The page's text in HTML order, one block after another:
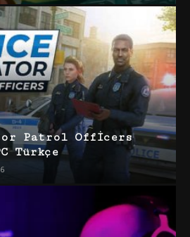
Patrol Officers
Türkçe